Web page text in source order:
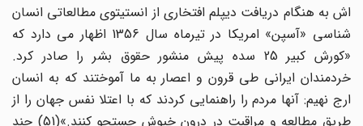
اش به هنگام دریافت دیپلم افتخاری از انستیتوی مطالعاتی انسان
شناسی «آسپن» امریکا در تیرماه سال 1356 اظهار می دارد که
«کورش کبیر 25 سده پیش منشور حقوق بشر را صادر کرد.
خردمندان ایرانی طی قرون و اعصار به ما آموختند که به انسان
ارج نهیم: آنها مردم را راهنمایی کردند که با اعتلا نفس جهان را از
طریق مطالعه و مراقبت در درون خیوش جستجو کنند.»(51) چند